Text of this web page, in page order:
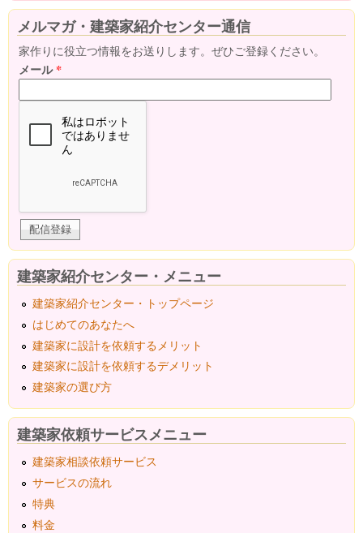
メルマガ・建築家紹介センター通信
家作りに役立つ情報をお送りします。ぜひご登録ください。
メール*
建築家紹介センター・メニュー
建築家紹介センター・トップページ
はじめてのあなたへ
建築家に設計を依頼するメリット
建築家に設計を依頼するデメリット
建築家の選び方
建築家依頼サービスメニュー
建築家相談依頼サービス
サービスの流れ
特典
料金